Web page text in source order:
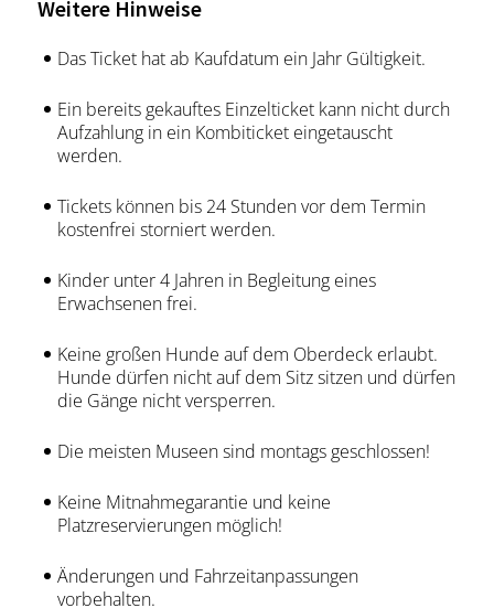
Weitere Hinweise
Das Ticket hat ab Kaufdatum ein Jahr Gültigkeit.
Ein bereits gekauftes Einzelticket kann nicht durch
Aufzahlung in ein Kombiticket eingetauscht
werden.
Tickets können bis 24 Stunden vor dem Termin
kostenfrei storniert werden.
Kinder unter 4 Jahren in Begleitung eines
Erwachsenen frei.
Keine großen Hunde auf dem Oberdeck erlaubt.
Hunde dürfen nicht auf dem Sitz sitzen und dürfen
die Gänge nicht versperren.
Die meisten Museen sind montags geschlossen!
Keine Mitnahmegarantie und keine
Platzreservierungen möglich!
Änderungen und Fahrzeitanpassungen
vorbehalten.